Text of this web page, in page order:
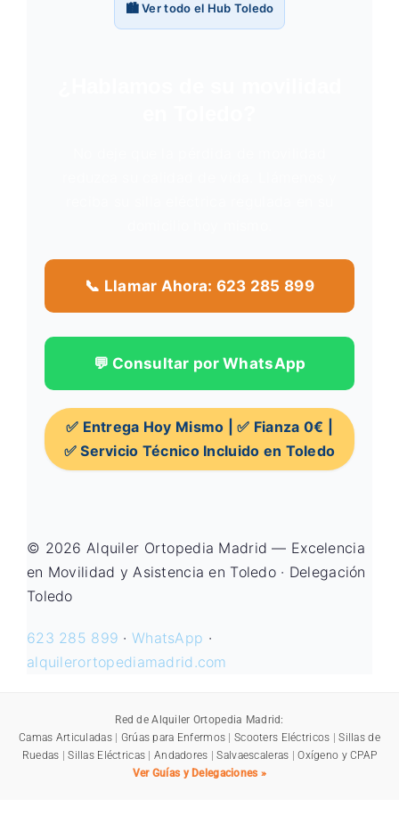
🏙️ Ver todo el Hub Toledo
📞 Llamar Ahora: 623 285 899
💬 Consultar por WhatsApp
✅ Entrega Hoy Mismo | ✅ Fianza 0€ |
✅ Servicio Técnico Incluido en Toledo
© 2026 Alquiler Ortopedia Madrid — Excelencia
en Movilidad y Asistencia en Toledo · Delegación
Toledo
623 285 899 · WhatsApp ·
alquilerortopediamadrid.com
Red de Alquiler Ortopedia Madrid:
Camas Articuladas| Grúas para Enfermos |Scooters Eléctricos |Sillas de
Ruedas |Sillas Eléctricas Andadores |Salvaescaleras |Oxígeno y CPAP
Ver Guías y Delegaciones »